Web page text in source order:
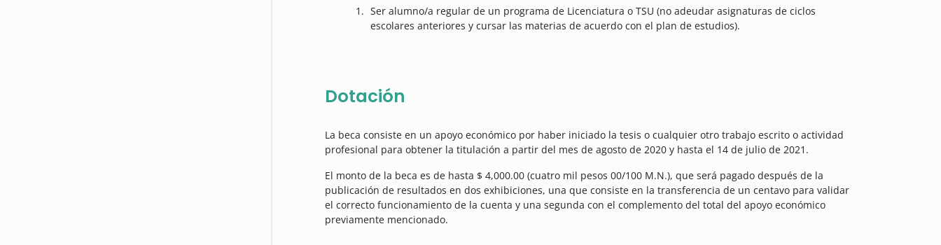
Ser alumno/a regular de un programa de Licenciatura o TSU (no adeudar asignaturas de ciclos
escolares anteriores y cursar las materias de acuerdo con el plan de estudios).
Dotación
La beca consiste en un apoyo económico por haber iniciado la tesis o cualquier otro trabajo escrito o actividad
profesional para obtener la titulación a partir del mes de agosto de 2020 y hasta el 14 de julio de 2021.
El monto de la beca es de hasta $ 4,000.00 (cuatro mil pesos 00/100 M.N.), que será pagado después de la
publicación de resultados en dos exhibiciones, una que consiste en la transferencia de un centavo para validar
el correcto funcionamiento de la cuenta y una segunda con el complemento del total del apoyo económico
previamente mencionado.